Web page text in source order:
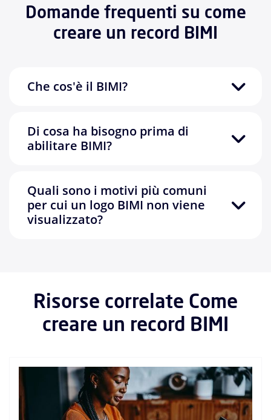
Domande frequenti su come
creare un record BIMI
Che cos'è il BIMI?
Di cosa ha bisogno prima di
abilitare BIMI?
Quali sono i motivi più comuni
per cui un logo BIMI non viene
visualizzato?
Risorse correlate Come
creare un record BIMI